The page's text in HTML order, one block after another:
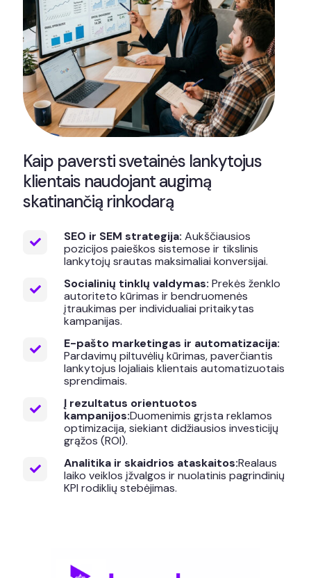
Kaip paversti svetainės lankytojus
klientais naudojant augimą
skatinančią rinkodarą
SEO ir SEM strategija: Aukščiausios
pozicijos paieškos sistemose ir tikslinis
lankytojų srautas maksimaliai konversijai.
Socialinių tinklų valdymas: Prekės ženklo
autoriteto kūrimas ir bendruomenės
įtraukimas per individualiai pritaikytas
kampanijas.
E-pašto marketingas ir automatizacija:
Pardavimų piltuvėlių kūrimas, paverčiantis
lankytojus lojaliais klientais automatizuotais
sprendimais.
Į rezultatus orientuotos
kampanijos:Duomenimis grįsta reklamos
optimizacija, siekiant didžiausios investicijų
grąžos (ROI).
Analitika ir skaidrios ataskaitos:Realaus
laiko veiklos įžvalgos ir nuolatinis pagrindinių
KPI rodiklių stebėjimas.